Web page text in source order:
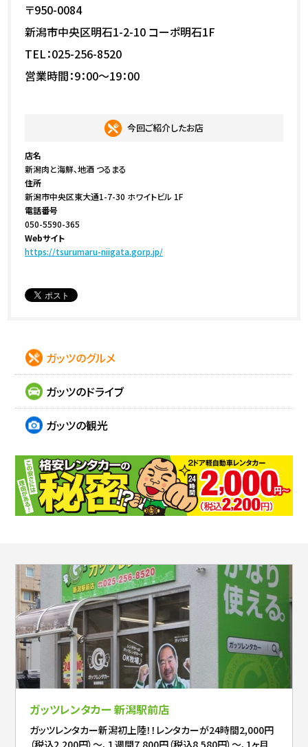
〒950-0084
新潟市中央区明石1-2-10 コーポ明石1F
TEL：025-256-8520
営業時間：9：00～19：00
今回ご紹介したお店
店名
新潟肉と海鮮、地酒 つるまる
住所
新潟市中央区東大通1-7-30 ホワイトビル 1F
電話番号
050-5590-365
Webサイト
https://tsurumaru-niigata.gorp.jp/
ガッツのグルメ
ガッツのドライブ
ガッツの観光
ガッツレンタカー 新潟駅前店
ガッツレンタカー新潟初上陸！！レンタカーが24時間2,000円
（税込2,200円）～、１週間7,800円（税込8,580円）～、1ヶ月